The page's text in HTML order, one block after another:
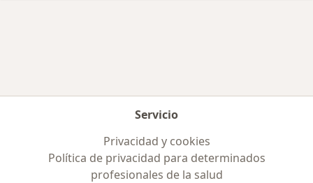
Servicio
Privacidad y cookies
Política de privacidad para determinados
profesionales de la salud